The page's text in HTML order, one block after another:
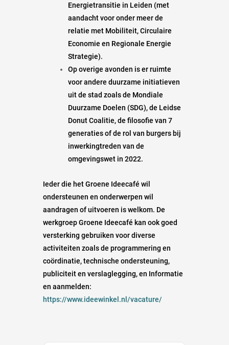
Energietransitie in Leiden (met
aandacht voor onder meer de
relatie met Mobiliteit, Circulaire
Economie en Regionale Energie
Strategie).
Op overige avonden is er ruimte
voor andere duurzame initiatieven
uit de stad zoals de Mondiale
Duurzame Doelen (SDG), de Leidse
Donut Coalitie, de filosofie van 7
generaties of de rol van burgers bij
inwerkingtreden van de
omgevingswet in 2022.
Ieder die het Groene Ideecafé wil
ondersteunen en onderwerpen wil
aandragen of uitvoeren is welkom. De
werkgroep Groene Ideecafé kan ook goed
versterking gebruiken voor diverse
activiteiten zoals de programmering en
coördinatie, technische ondersteuning,
publiciteit en verslaglegging, en Informatie
en aanmelden:
https://www.ideewinkel.nl/vacature/